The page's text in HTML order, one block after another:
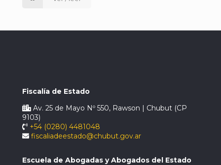
Fiscalía de Estado
Av. 25 de Mayo Nº 550, Rawson | Chubut (CP
9103)
+54 (0280) 4481048
fiscaliadeestado@chubut.gov.ar
Escuela de Abogadas y Abogados del Estado